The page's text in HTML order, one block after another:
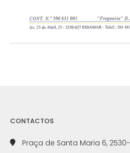
CONTACTOS
Praça de Santa Maria 6,